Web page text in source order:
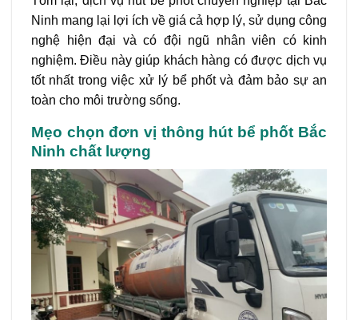
Ninh mang lại lợi ích về giá cả hợp lý, sử dụng công
nghệ hiện đại và có đội ngũ nhân viên có kinh
nghiệm. Điều này giúp khách hàng có được dịch vụ
tốt nhất trong việc xử lý bể phốt và đảm bảo sự an
toàn cho môi trường sống.
Mẹo chọn đơn vị thông hút bể phốt Bắc
Ninh chất lượng